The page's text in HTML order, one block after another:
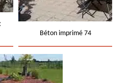
Béton imprimé 74